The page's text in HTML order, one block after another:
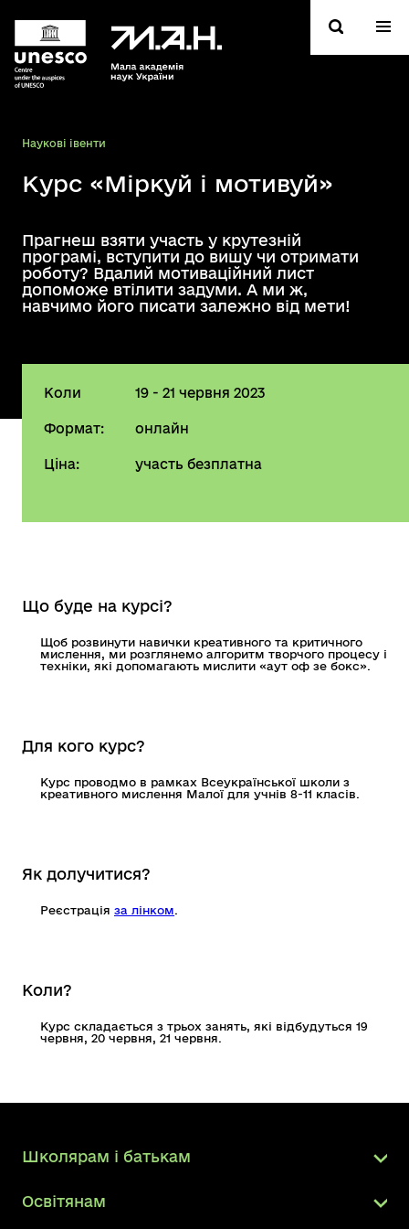
Hаукові івенти
Курс «Міркуй і мотивуй»
Прагнеш взяти участь у крутезній
програмі, вступити до вишу чи отримати
роботу? Вдалий мотиваційний лист
допоможе втілити задуми. А ми ж,
навчимо його писати залежно від мети!
Коли 19 - 21 червня 2023
Формат: онлайн
Ціна: участь безплатна
Що буде на курсі?
Щоб розвинути навички креативного та критичного
мислення, ми розглянемо алгоритм творчого процесу і
техніки, які допомагають мислити «аут оф зе бокс».
Для кого курс?
Курс проводмо в рамках Всеукраїнської школи з
креативного мислення Малої для учнів 8-11 класів.
Як долучитися?
Реєстрація за лінком.
Коли?
Курс складається з трьох занять, які відбудуться 19
червня, 20 червня, 21 червня.
Школярам і батькам
Освітянам